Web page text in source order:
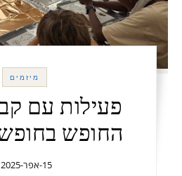
מיזמים
פעילות עם
החופש
15-אפר-2025